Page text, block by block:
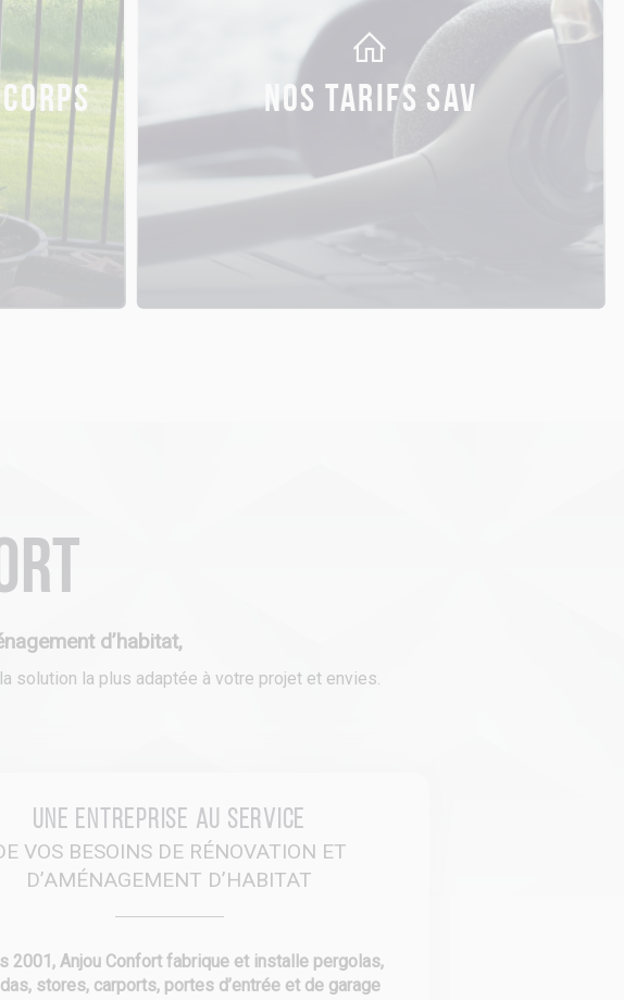
NOS TARIFS SAV
d’habitat,
solution la plus adaptée à votre projet et envies.
Une entreprise au service
VOS BESOINS DE RÉNOVATION ET
D’AMÉNAGEMENT D’HABITAT
2001, Anjou Confort fabrique et installe pergolas,
stores, carports, portes d’entrée et de garage